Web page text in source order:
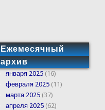
Ежемесячный
архив
января 2025 (16)
февраля 2025 (11)
марта 2025 (37)
апреля 2025 (62)